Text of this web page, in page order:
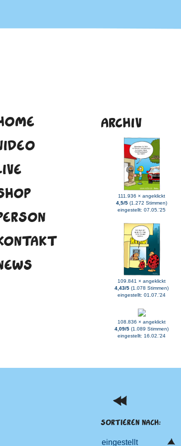
ARCHIV
111.936 × angeklickt
4,5/5 (1.272 Stimmen)
eingestellt: 07.05.'25
109.841 × angeklickt
4,43/5 (1.078 Stimmen)
eingestellt: 01.07.'24
108.836 × angeklickt
4,09/5 (1.089 Stimmen)
eingestellt: 16.02.'24
SORTIEREN NACH:
eingestellt